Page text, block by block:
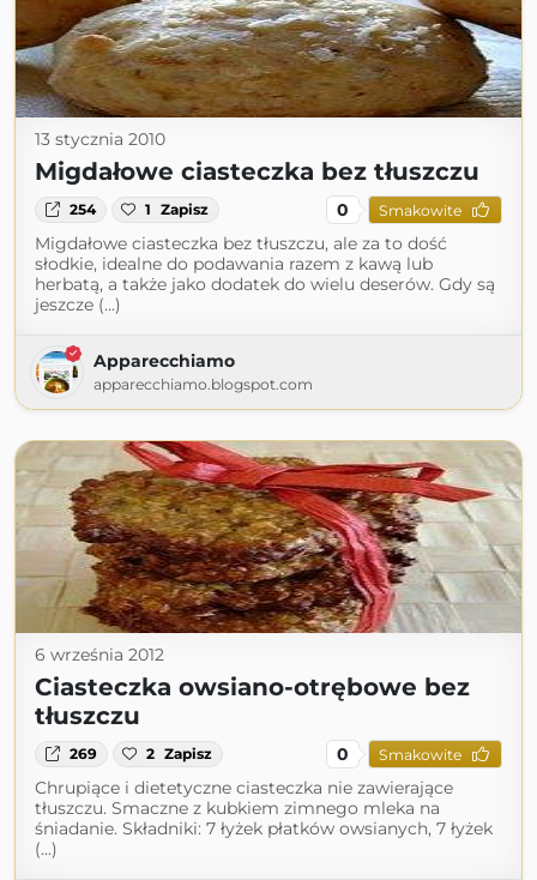
13 stycznia 2010
Migdałowe ciasteczka bez tłuszczu
254 1 Zapisz 0 Smakowite
Migdałowe ciasteczka bez tłuszczu, ale za to dość
słodkie, idealne do podawania razem z kawą lub
herbatą, a także jako dodatek do wielu deserów. Gdy są
jeszcze (...)
Apparecchiamo
apparecchiamo.blogspot.com
6 września 2012
Ciasteczka owsiano-otrębowe bez
tłuszczu
269 2 Zapisz 0 Smakowite
Chrupiące i dietetyczne ciasteczka nie zawierające
tłuszczu. Smaczne z kubkiem zimnego mleka na
śniadanie. Składniki: 7 łyżek płatków owsianych, 7 łyżek
(...)